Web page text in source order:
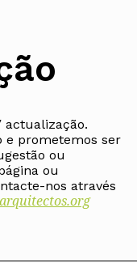
de
de
actualização.
e prometemos ser
ou
ou
nos através